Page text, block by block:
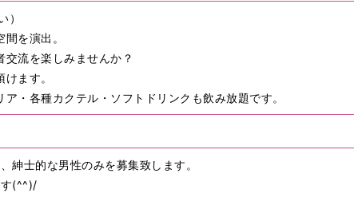
）
を演出。
流を楽しみませんか？
ます。
・各種カクテル・ソフトドリンクも飲み放題です。
紳士的な男性のみを募集致します。
す(^^)/